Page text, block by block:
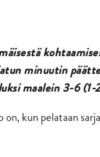
minuutin
maalein 3-6
kun pelataan